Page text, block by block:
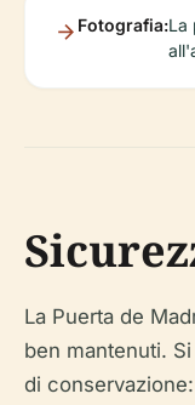
Fotografia:La
La Puerta de
ben mantenuti.
di